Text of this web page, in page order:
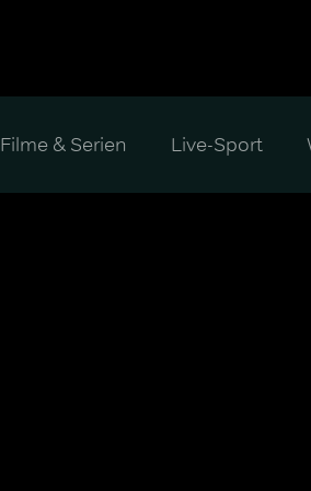
Filme & Serien Live-Sport